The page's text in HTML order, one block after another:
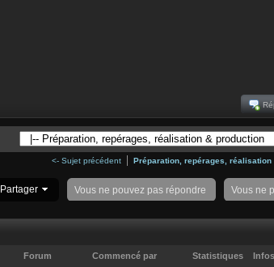
<- Sujet précédent Préparation, repérages, réalisation
Vous ne
Vous ne pouvez pas répondre
Partager
Forum Commencé par Statistiques